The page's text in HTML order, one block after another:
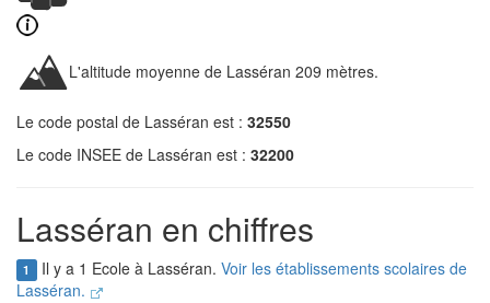
L'altitude moyenne de Lasséran 209 mètres.
Le code postal de Lasséran est : 32550
Le code INSEE de Lasséran est : 32200
Lasséran en chiffres
1 Il y a 1 Ecole à Lasséran. Voir les établissements scolaires de
Lasséran.